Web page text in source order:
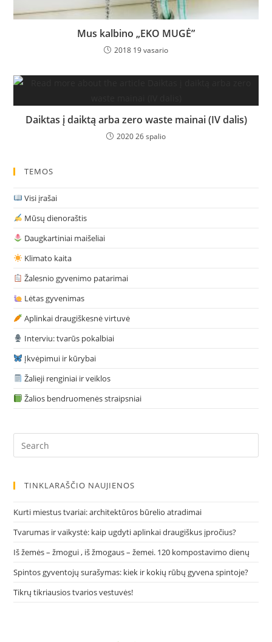
Mus kalbino „EKO MUGĖ”
2018 19 vasario
Daiktas į daiktą arba zero waste mainai (IV dalis)
2020 26 spalio
TEMOS
Visi įrašai
Mūsų dienoraštis
Daugkartiniai maišeliai
Klimato kaita
Žalesnio gyvenimo patarimai
Lėtas gyvenimas
Aplinkai draugiškesnė virtuvė
Interviu: tvarūs pokalbiai
Įkvėpimui ir kūrybai
Žalieji renginiai ir veiklos
Žalios bendruomenės straipsniai
TINKLARAŠČIO NAUJIENOS
Kurti miestus tvariai: architektūros būrelio atradimai
Tvarumas ir vaikystė: kaip ugdyti aplinkai draugiškus įpročius?
Iš žemės – žmogui , iš žmogaus – žemei. 120 kompostavimo dienų
Spintos gyventojų surašymas: kiek ir kokių rūbų gyvena spintoje?
Tikrų tikriausios tvarios vestuvės!